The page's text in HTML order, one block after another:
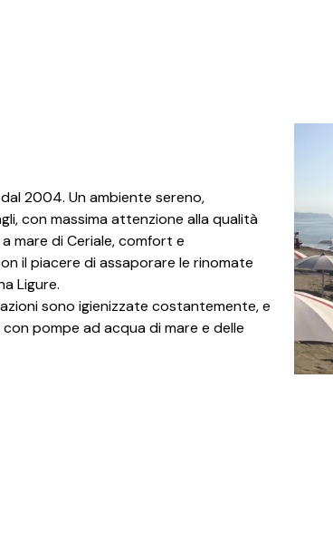
2004. Un ambiente sereno,
con massima attenzione alla qualità
mare di Ceriale, comfort e
il piacere di assaporare le rinomate
Ligure.
sono igienizzate costantemente, e
pompe ad acqua di mare e delle